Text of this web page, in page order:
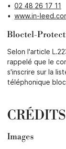
ACCUEIL
- PORTAILS
- ABATTAGE
02 48 26 17 11
www.in-
Bloctel-
Selon l'article
rappelé que le
s'inscrire sur la
téléphonique
CRÉDITS
Images